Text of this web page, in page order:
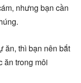
nhưng bạn cần
ăn, thì bạn nên bắt
ăn trong môi